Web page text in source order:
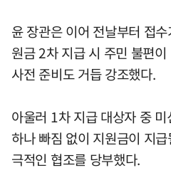
윤 장관은 이어 전날부터 접
원금 2차 지급 시 주민 불편
사전 준비도 거듭 강조했다.
아울러 1차 지급 대상자 중
하나 빠짐 없이 지원금이 지
극적인 협조를 당부했다.